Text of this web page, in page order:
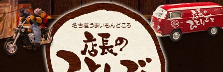
名古屋市伏見の居酒屋【店長の
ひとりごと】のブログ
出張や観光に名古屋めしがおすすめで
す